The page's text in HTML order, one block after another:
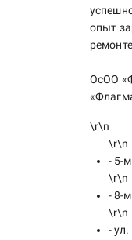
опыт
ОсОО
\r\n
\r\n
- 5-
\r\n
- 8-
\r\n
-